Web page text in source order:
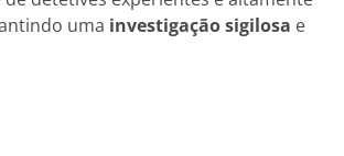
uma investigação sigilosa e